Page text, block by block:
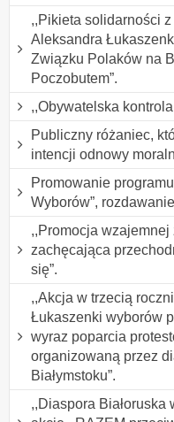
,,Pikieta solidarności
Aleksandra
Związku Polaków na
Poczobutem”.
,,Obywatelska
Publiczny różaniec,
intencji odnowy
Promowanie
Wyborów”,
,,Promocja
zachęcająca
się”.
,,Akcja w trzecią
Łukaszenki wyborów
wyraz poparcia
organizowaną przez
Białymstoku”.
,,Diaspora Białoruska